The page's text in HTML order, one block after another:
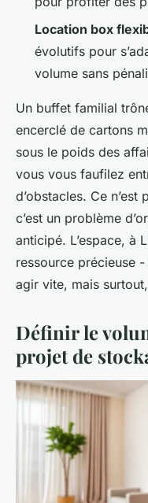
Location box
évolutifs pour
volume sans
Un buffet familial
encerclé de cartons
sous le poids des
vous vous faufilez
d’obstacles. Ce
c’est un problème
anticipé. L’espace, à
ressource précieuse
agir vite, mais surtout,
Définir le
projet de